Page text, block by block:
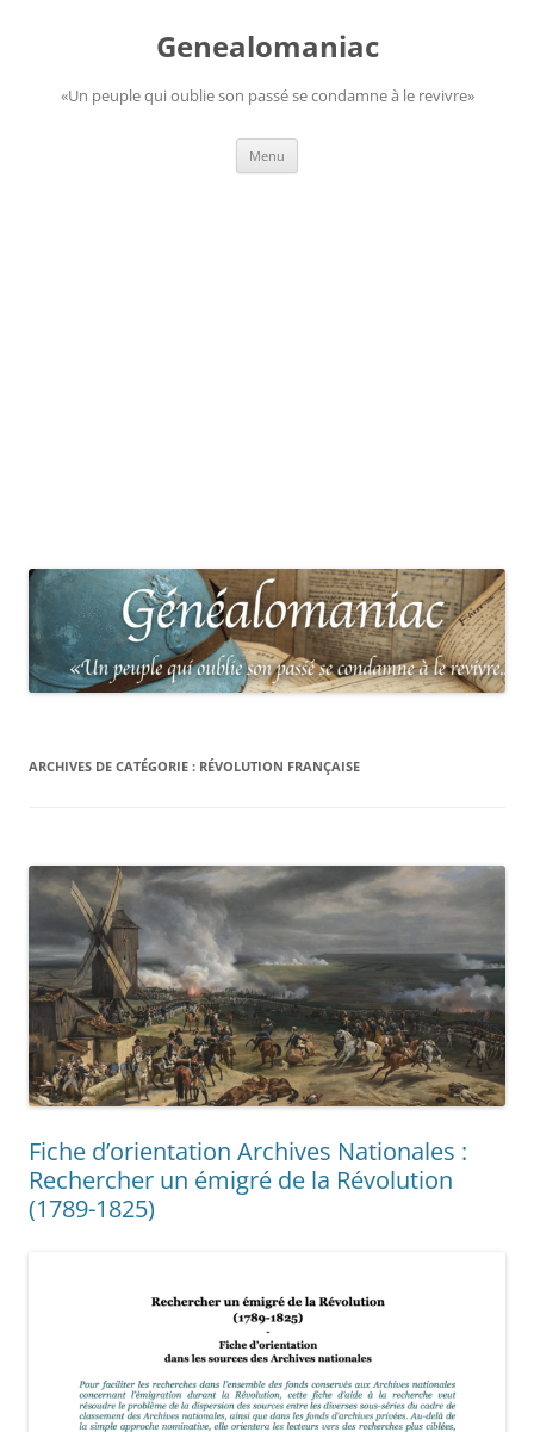
Genealomaniac
«Un peuple qui oublie son passé se condamne à le revivre»
Menu
ARCHIVES DE CATÉGORIE : RÉVOLUTION FRANÇAISE
Fiche d’orientation Archives Nationales :
Rechercher un émigré de la Révolution
(1789-1825)